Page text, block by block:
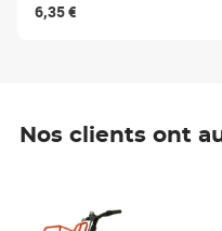
6,35 €
Nos clients ont